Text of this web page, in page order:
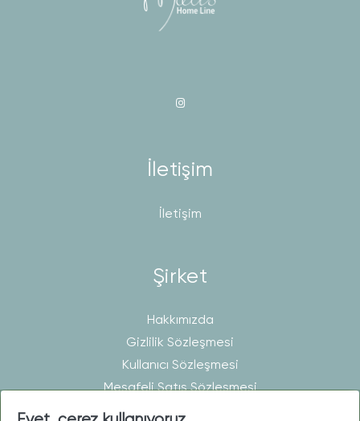
İletişim
İletişim
Şirket
Hakkımızda
Gizlilik Sözleşmesi
Kullanıcı Sözleşmesi
Mesafeli Satış Sözleşmesi